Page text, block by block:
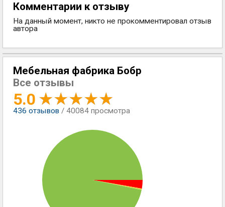
Комментарии к отзыву
На данный момент, никто не прокомментировал отзыв
автора
Мебельная фабрика Бобр
Все отзывы
5.0
436 отзывов / 40084 просмотра